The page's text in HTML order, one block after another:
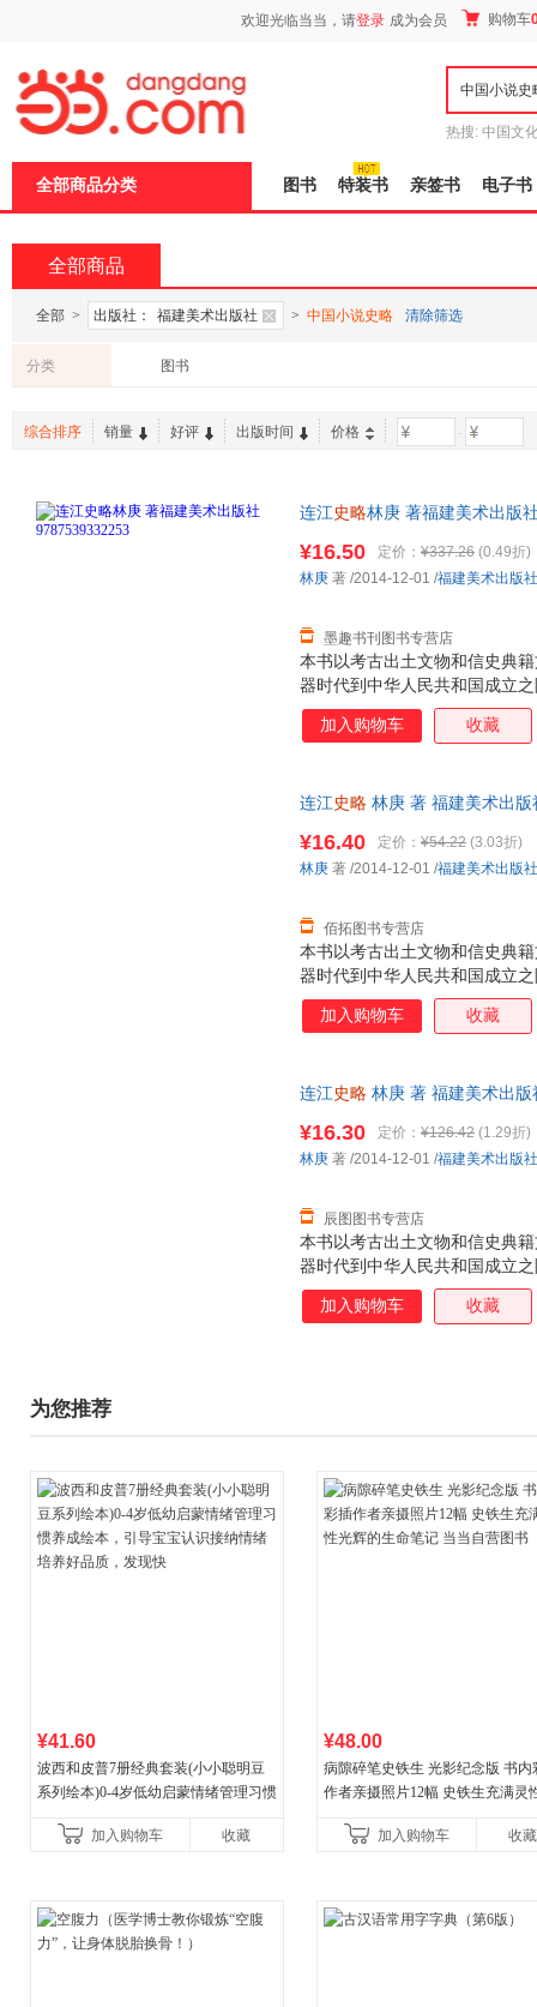
欢迎光临当当，请登录 成为会员 购物车
热搜: 中国文
全部商品分类 图书 特装书 亲签书 电子书
全部商品
全部 > 出版社： 福建美术出版社 > 中国小说史略 清除筛选
分类 图书
综合排序 销量 好评 出版时间 价格 -
连江史略林庚 著福建美术出版
本书以考古出土文物和信史典
器时代到中华人民共和国成立
色，彰显了历史的沧桑、文化
读者对连江的了解。
¥16.50 定价： ¥337.26 (0.49折)
墨趣书刊图书专营店
林庚 著 /2014-12-01 /福建美术出版社
加入购物车 收藏
连江史略 林庚 著 福建美术出
本书以考古出土文物和信史典
器时代到中华人民共和国成立
色，彰显了历史的沧桑、文化
读者对连江的了解。
¥16.40 定价： ¥54.22 (3.03折)
佰拓图书专营店
林庚 著 /2014-12-01 /福建美术出版社
加入购物车 收藏
连江史略 林庚 著 福建美术出
本书以考古出土文物和信史典
器时代到中华人民共和国成立
色，彰显了历史的沧桑、文化
读者对连江的了解。
¥16.30 定价： ¥126.42 (1.29折)
辰图图书专营店
林庚 著 /2014-12-01 /福建美术出版社
加入购物车 收藏
为您推荐
¥41.60
波西和皮普7册经典套装(小小聪明豆
系列绘本)0-4岁低幼启蒙情绪管理习惯
养好品质，发现快
加入购物车 收藏
¥48.00
病隙碎笔史铁生 光影纪念版 书内
作者亲摄照片12幅 史铁生充满灵
加入购物车
收藏
页
加